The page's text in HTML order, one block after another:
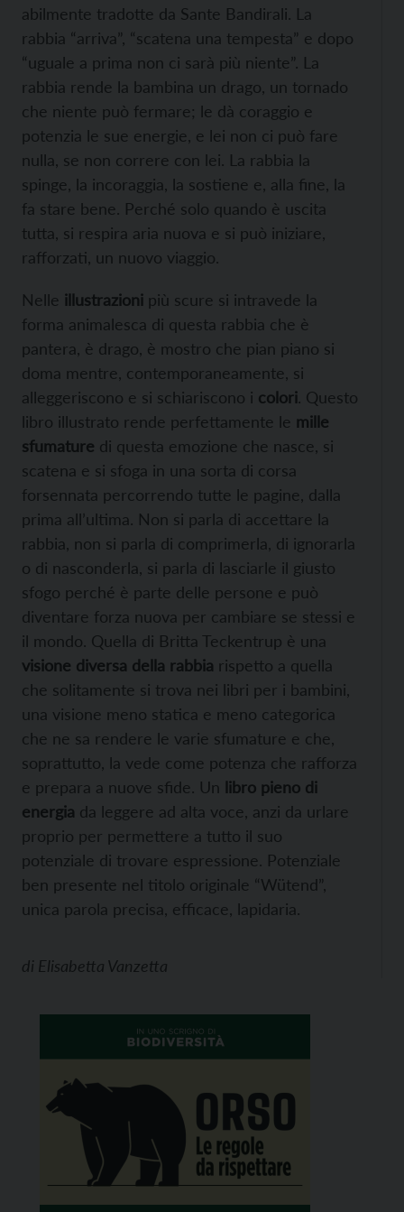
abilmente tradotte da Sante Bandirali. La
rabbia “arriva”, “scatena una tempesta” e dopo
“uguale a prima non ci sarà più niente”. La
rabbia rende la bambina un drago, un tornado
che niente può fermare; le dà coraggio e
potenzia le sue energie, e lei non ci può fare
nulla, se non correre con lei. La rabbia la
spinge, la incoraggia, la sostiene e, alla fine, la
fa stare bene. Perché solo quando è uscita
tutta, si respira aria nuova e si può iniziare,
rafforzati, un nuovo viaggio.
Nelle illustrazioni più scure si intravede la
forma animalesca di questa rabbia che è
pantera, è drago, è mostro che pian piano si
doma mentre, contemporaneamente, si
alleggeriscono e si schiariscono i colori. Questo
libro illustrato rende perfettamente le mille
sfumature di questa emozione che nasce, si
scatena e si sfoga in una sorta di corsa
forsennata percorrendo tutte le pagine, dalla
prima all’ultima. Non si parla di accettare la
rabbia, non si parla di comprimerla, di ignorarla
o di nasconderla, si parla di lasciarle il giusto
sfogo perché è parte delle persone e può
diventare forza nuova per cambiare se stessi e
il mondo. Quella di Britta Teckentrup è una
visione diversa della rabbia rispetto a quella
che solitamente si trova nei libri per i bambini,
una visione meno statica e meno categorica
che ne sa rendere le varie sfumature e che,
soprattutto, la vede come potenza che rafforza
e prepara a nuove sfide. Un libro pieno di
energia da leggere ad alta voce, anzi da urlare
proprio per permettere a tutto il suo
potenziale di trovare espressione. Potenziale
ben presente nel titolo originale “Wütend”,
unica parola precisa, efficace, lapidaria.
di Elisabetta Vanzetta